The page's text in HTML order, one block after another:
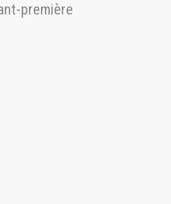
première